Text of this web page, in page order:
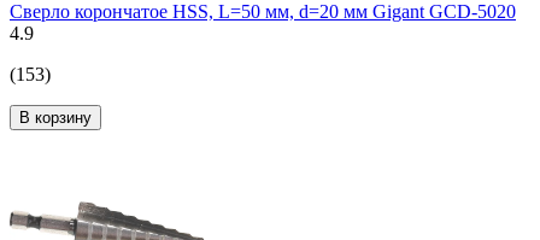
Сверло корончатое HSS, L=50 мм, d=20 мм Gigant GCD-5020
4.9
(153)
В корзину